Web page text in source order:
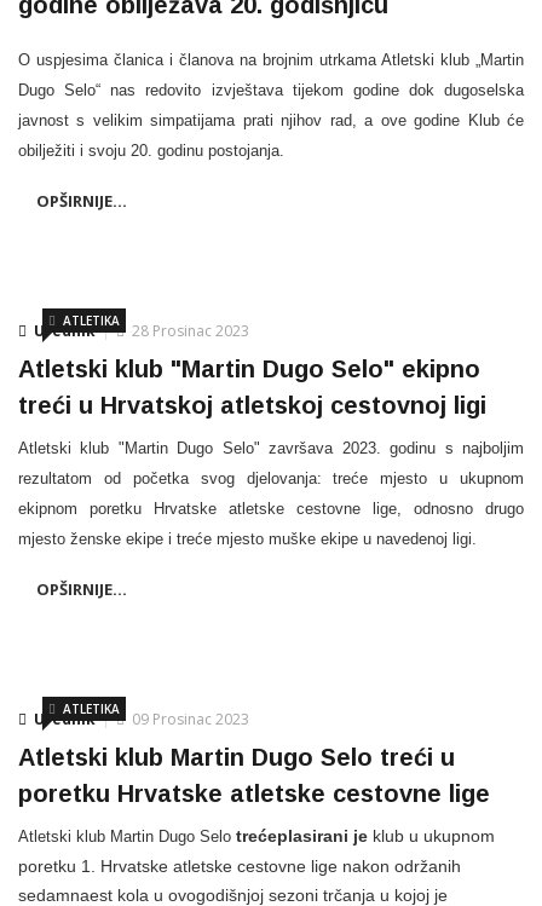
O uspjesima članica i članova na brojnim utrkama Atletski klub „Martin
Dugo Selo“ nas redovito izvještava tijekom godine dok dugoselska
javnost s velikim simpatijama prati njihov rad, a ove godine Klub će
obilježiti i svoju 20. godinu postojanja.
OPŠIRNIJE...
Urednik
ATLETIKA 28 Prosinac 2023
Atletski klub "Martin Dugo Selo" ekipno
treći u Hrvatskoj atletskoj cestovnoj ligi
Atletski klub "Martin Dugo Selo" završava 2023. godinu s najboljim
rezultatom od početka svog djelovanja: treće mjesto u ukupnom
ekipnom poretku Hrvatske atletske cestovne lige, odnosno drugo
mjesto ženske ekipe i treće mjesto muške ekipe u navedenoj ligi.
OPŠIRNIJE...
Urednik
ATLETIKA 09 Prosinac 2023
Atletski klub Martin Dugo Selo treći u
poretku Hrvatske atletske cestovne lige
Atletski klub Martin Dugo Selo trećeplasirani je klub u ukupnom
poretku 1. Hrvatske atletske cestovne lige nakon održanih
sedamnaest kola u ovogodišnjoj sezoni trčanja u kojoj je